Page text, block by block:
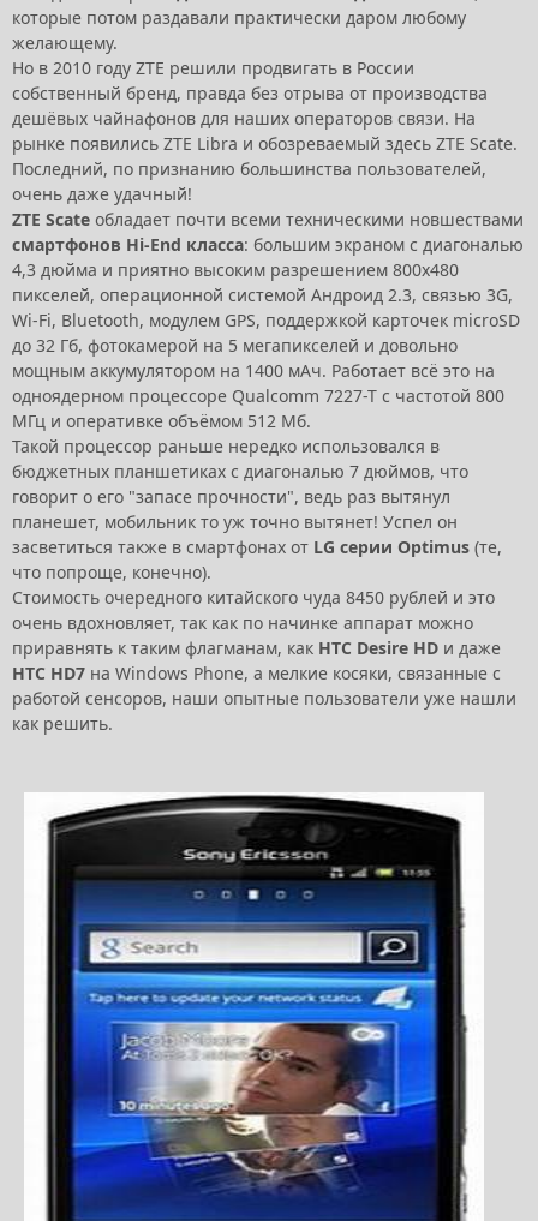
которые потом раздавали практически даром любому
желающему.
Но в 2010 году ZTE решили продвигать в России
собственный бренд, правда без отрыва от производства
дешёвых чайнафонов для наших операторов связи. На
рынке появились ZTE Libra и обозреваемый здесь ZTE Scate.
Последний, по признанию большинства пользователей,
очень даже удачный!
ZTE Scate обладает почти всеми техническими новшествами
смартфонов Hi-End класса: большим экраном с диагональю
4,3 дюйма и приятно высоким разрешением 800x480
пикселей, операционной системой Андроид 2.3, связью 3G,
Wi-Fi, Bluetooth, модулем GPS, поддержкой карточек microSD
до 32 Гб, фотокамерой на 5 мегапикселей и довольно
мощным аккумулятором на 1400 мАч. Работает всё это на
одноядерном процессоре Qualcomm 7227-T с частотой 800
МГц и оперативке объёмом 512 Мб.
Такой процессор раньше нередко использовался в
бюджетных планшетиках с диагональю 7 дюймов, что
говорит о его "запасе прочности", ведь раз вытянул
планешет, мобильник то уж точно вытянет! Успел он
засветиться также в смартфонах от LG серии Optimus (те,
что попроще, конечно).
Стоимость очередного китайского чуда 8450 рублей и это
очень вдохновляет, так как по начинке аппарат можно
приравнять к таким флагманам, как HTC Desire HD и даже
HTC HD7 на Windows Phone, а мелкие косяки, связанные с
работой сенсоров, наши опытные пользователи уже нашли
как решить.